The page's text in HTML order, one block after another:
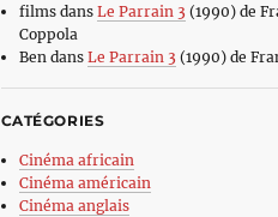
filmsdans Le Parrain 3 (1990) de
Coppola
Ben dans Le Parrain 3 (1990) de
CATÉGORIES
Cinéma africain
Cinéma américain
Cinéma anglais